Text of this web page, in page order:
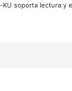
KU soporta lectura